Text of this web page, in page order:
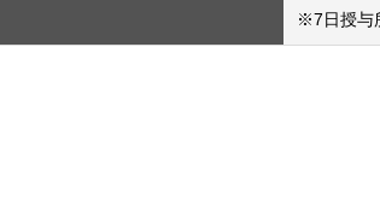
※7日授与